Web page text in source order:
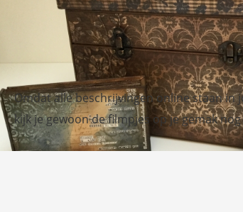
Omdat alle beschrijvingen online staan in
kijk je gewoon de filmpjes op je gemak